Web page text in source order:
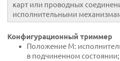
карт или проводных
исполнительными
Конфигурационный триммер
Положение M:
в подчиненном состоянии;